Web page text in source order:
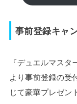
事前登録キャ
『デュエルマス
より事前登録の受
じて豪華プレゼン